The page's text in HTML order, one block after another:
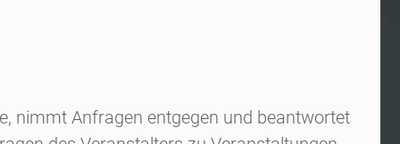
nimmt Anfragen entgegen und beantwortet